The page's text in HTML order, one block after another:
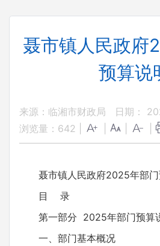
聂市镇人民政府
预算说
来源：临湘市财政局
日期：
浏览量： 642
聂市镇人民政府2025年部门
目 录
第一部分 2025年部门预算
一、部门基本概况